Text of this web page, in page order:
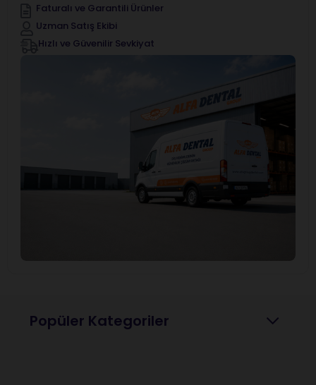
Faturalı ve Garantili Ürünler
Uzman Satış Ekibi
Hızlı ve Güvenilir Sevkiyat
Popüler Kategoriler